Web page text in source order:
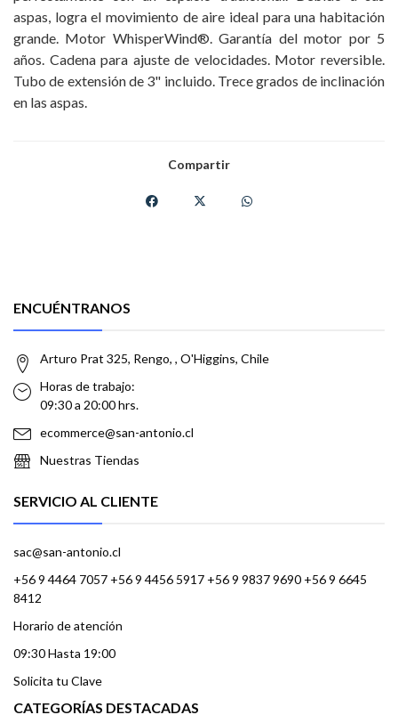
aspas, logra el movimiento de aire ideal para una habitación
grande. Motor WhisperWind®. Garantía del motor por 5
años. Cadena para ajuste de velocidades. Motor reversible.
Tubo de extensión de 3" incluido. Trece grados de inclinación
en las aspas.
Compartir
ENCUÉNTRANOS
Arturo Prat 325, Rengo, , O'Higgins, Chile
Horas de trabajo:
09:30 a 20:00 hrs.
ecommerce@san-antonio.cl
Nuestras Tiendas
SERVICIO AL CLIENTE
sac@san-antonio.cl
+56 9 4464 7057 +56 9 4456 5917 +56 9 9837 9690 +56 9 6645
8412
Horario de atención
09:30 Hasta 19:00
Solicita tu Clave
CATEGORÍAS DESTACADAS